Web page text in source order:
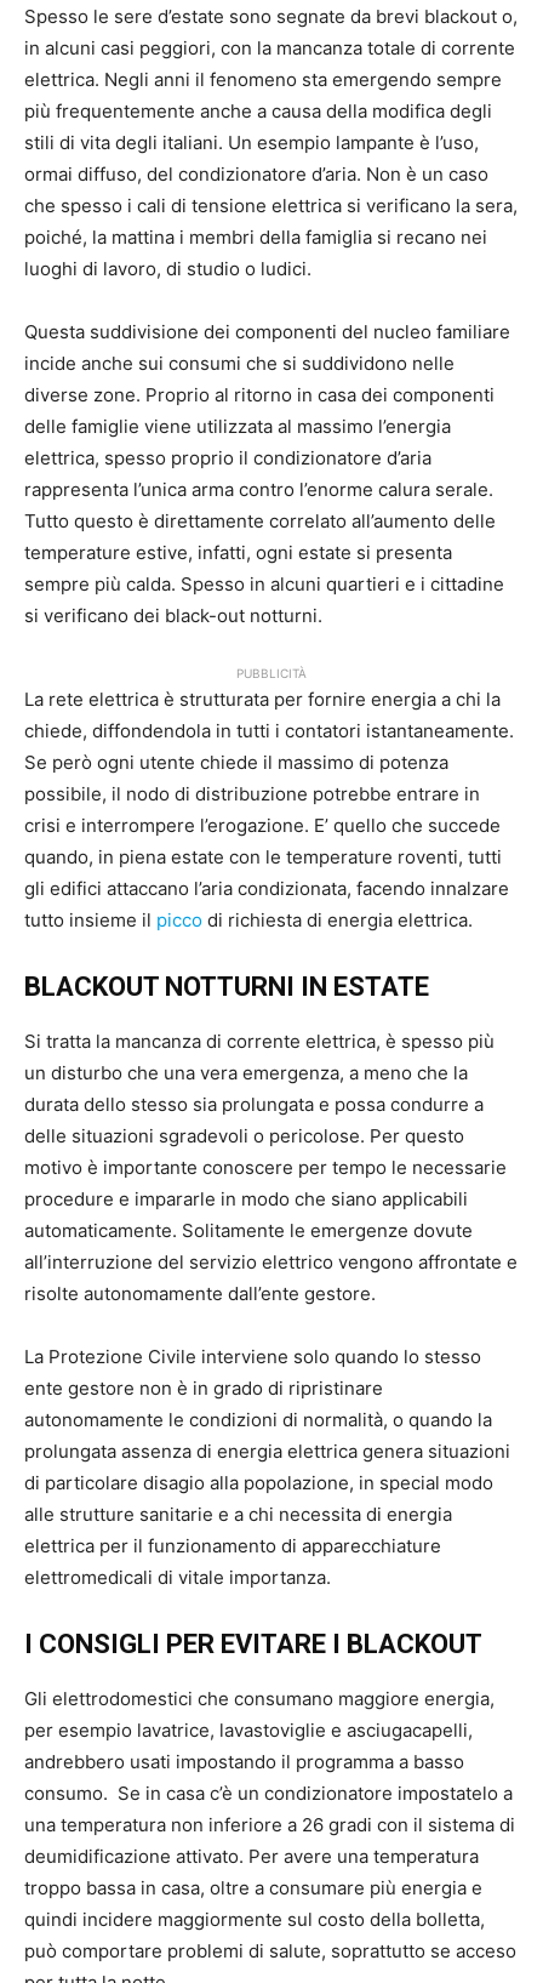
Spesso le sere d’estate sono segnate da brevi blackout o,
in alcuni casi peggiori, con la mancanza totale di corrente
elettrica. Negli anni il fenomeno sta emergendo sempre
più frequentemente anche a causa della modifica degli
stili di vita degli italiani. Un esempio lampante è l’uso,
ormai diffuso, del condizionatore d’aria. Non è un caso
che spesso i cali di tensione elettrica si verificano la sera,
poiché, la mattina i membri della famiglia si recano nei
luoghi di lavoro, di studio o ludici.
Questa suddivisione dei componenti del nucleo familiare
incide anche sui consumi che si suddividono nelle
diverse zone. Proprio al ritorno in casa dei componenti
delle famiglie viene utilizzata al massimo l’energia
elettrica, spesso proprio il condizionatore d’aria
rappresenta l’unica arma contro l’enorme calura serale.
Tutto questo è direttamente correlato all’aumento delle
temperature estive, infatti, ogni estate si presenta
sempre più calda. Spesso in alcuni quartieri e i cittadine
si verificano dei black-out notturni.
PUBBLICITÀ
La rete elettrica è strutturata per fornire energia a chi la
chiede, diffondendola in tutti i contatori istantaneamente.
Se però ogni utente chiede il massimo di potenza
possibile, il nodo di distribuzione potrebbe entrare in
crisi e interrompere l’erogazione. E’ quello che succede
quando, in piena estate con le temperature roventi, tutti
gli edifici attaccano l’aria condizionata, facendo innalzare
tutto insieme il picco di richiesta di energia elettrica.
BLACKOUT NOTTURNI IN ESTATE
Si tratta la mancanza di corrente elettrica, è spesso più
un disturbo che una vera emergenza, a meno che la
durata dello stesso sia prolungata e possa condurre a
delle situazioni sgradevoli o pericolose. Per questo
motivo è importante conoscere per tempo le necessarie
procedure e impararle in modo che siano applicabili
automaticamente. Solitamente le emergenze dovute
all’interruzione del servizio elettrico vengono affrontate e
risolte autonomamente dall’ente gestore.
La Protezione Civile interviene solo quando lo stesso
ente gestore non è in grado di ripristinare
autonomamente le condizioni di normalità, o quando la
prolungata assenza di energia elettrica genera situazioni
di particolare disagio alla popolazione, in special modo
alle strutture sanitarie e a chi necessita di energia
elettrica per il funzionamento di apparecchiature
elettromedicali di vitale importanza.
I CONSIGLI PER EVITARE I BLACKOUT
Gli elettrodomestici che consumano maggiore energia,
per esempio lavatrice, lavastoviglie e asciugacapelli,
andrebbero usati impostando il programma a basso
consumo. Se in casa c’è un condizionatore impostatelo a
una temperatura non inferiore a 26 gradi con il sistema di
deumidificazione attivato. Per avere una temperatura
troppo bassa in casa, oltre a consumare più energia e
quindi incidere maggiormente sul costo della bolletta,
può comportare problemi di salute, soprattutto se acceso